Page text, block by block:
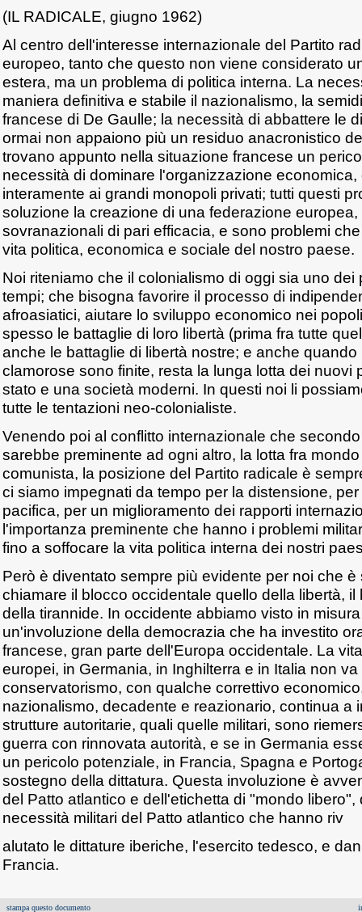
(IL RADICALE, giugno 1962)
Al centro dell'interesse internazionale del Partito
europeo, tanto che questo non viene considerato
estera, ma un problema di politica interna. La
maniera definitiva e stabile il nazionalismo, la
francese di De Gaulle; la necessità di abbattere le
ormai non appaiono più un residuo anacronistico
trovano appunto nella situazione francese un
necessità di dominare l'organizzazione
interamente ai grandi monopoli privati; tutti questi
soluzione la creazione di una federazione europea,
sovranazionali di pari efficacia, e sono problemi
vita politica, economica e sociale del nostro paese.
Noi riteniamo che il colonialismo di oggi sia uno dei
tempi; che bisogna favorire il processo di
afroasiatici, aiutare lo sviluppo economico nei
spesso le battaglie di loro libertà (prima fra tutte
anche le battaglie di libertà nostre; e anche quando
clamorose sono finite, resta la lunga lotta dei nuovi
stato e una società moderni. In questi noi li
tutte le tentazioni neo-colonialiste.
Venendo poi al conflitto internazionale che
sarebbe preminente ad ogni altro, la lotta fra
comunista, la posizione del Partito radicale è
ci siamo impegnati da tempo per la distensione,
pacifica, per un miglioramento dei rapporti
l'importanza preminente che hanno i problemi
fino a soffocare la vita politica interna dei nostri
Però è diventato sempre più evidente per noi che
chiamare il blocco occidentale quello della libertà,
della tirannide. In occidente abbiamo visto in
un'involuzione della democrazia che ha investito
francese, gran parte dell'Europa occidentale. La
europei, in Germania, in Inghilterra e in Italia non
conservatorismo, con qualche correttivo
nazionalismo, decadente e reazionario, continua a
strutture autoritarie, quali quelle militari, sono
guerra con rinnovata autorità, e se in Germania
un pericolo potenziale, in Francia, Spagna e
sostegno della dittatura. Questa involuzione è
del Patto atlantico e dell'etichetta di "mondo
necessità militari del Patto atlantico che hanno riv
alutato le dittature iberiche, l'esercito tedesco, e
Francia.
stampa questo documento